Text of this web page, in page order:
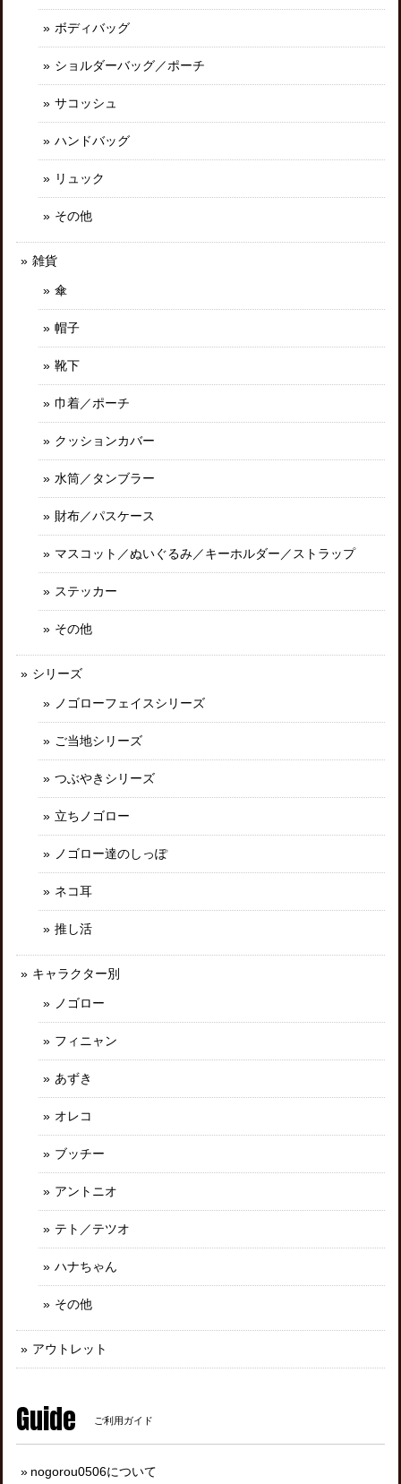
ボディバッグ
ショルダーバッグ／ポーチ
サコッシュ
ハンドバッグ
リュック
その他
雑貨
傘
帽子
靴下
巾着／ポーチ
クッションカバー
水筒／タンブラー
財布／パスケース
マスコット／ぬいぐるみ／キーホルダー／ストラップ
ステッカー
その他
シリーズ
ノゴローフェイスシリーズ
ご当地シリーズ
つぶやきシリーズ
立ちノゴロー
ノゴロー達のしっぽ
ネコ耳
推し活
キャラクター別
ノゴロー
フィニャン
あずき
オレコ
ブッチー
アントニオ
テト／テツオ
ハナちゃん
その他
アウトレット
Guide ご利用ガイド
nogorou0506について